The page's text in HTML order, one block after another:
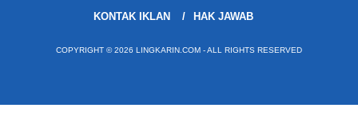
KONTAK IKLAN
HAK JAWAB
COPYRIGHT © 2026 LINGKARIN.COM - ALL RIGHTS RESERVED